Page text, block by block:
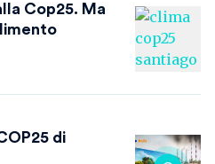
Cop25. Ma
di